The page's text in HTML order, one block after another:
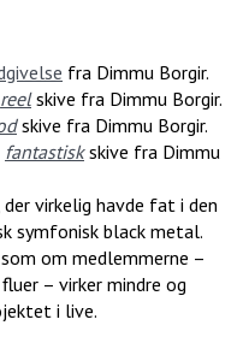
fra Dimmu Borgir.
reelskive fra Dimmu Borgir.
skive fra Dimmu Borgir.
fantastiskskive fra Dimmu
virkelig havde fat i den
symfonisk black metal.
om medlemmerne –
– virker mindre og
i live.